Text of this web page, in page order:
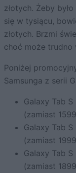
złotych. Żeby
się w tysiącu,
złotych. Brzmi
choć może trudno
Poniżej
Samsunga z serii
Galaxy Tab
(zamiast
Galaxy Tab S
(zamiast
Galaxy Tab
(zamiast